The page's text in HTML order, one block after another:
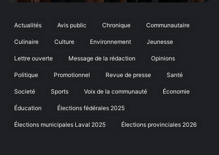
cinquième
de
marche
Laval
Actualités Avis public Chronique Communautaire
Culinaire Culture Environnement Jeunesse
Lettre ouverte Message de la rédaction Opinions
Politique Promotionnel Revue de presse Santé
Societé Sports Voix de la communauté Économie
Éducation Élections fédérales 2025
Élections municipales Laval 2025 Élections provinciales 2026